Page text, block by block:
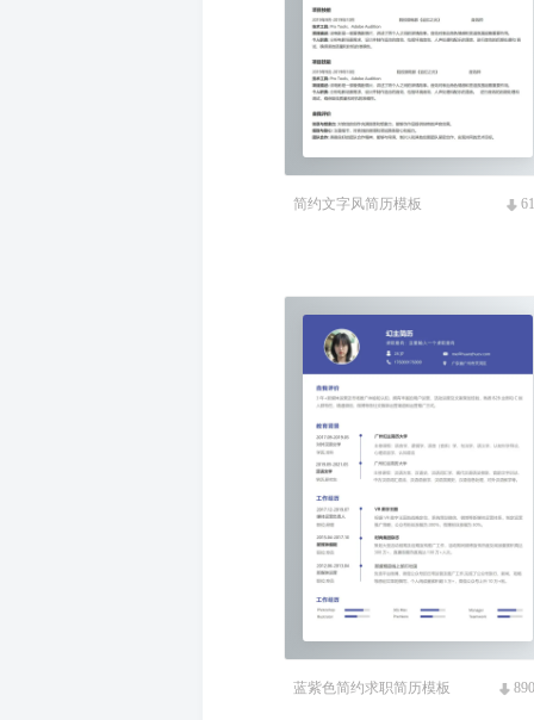
简约文字风简历模板
蓝紫色简约求职简历模板